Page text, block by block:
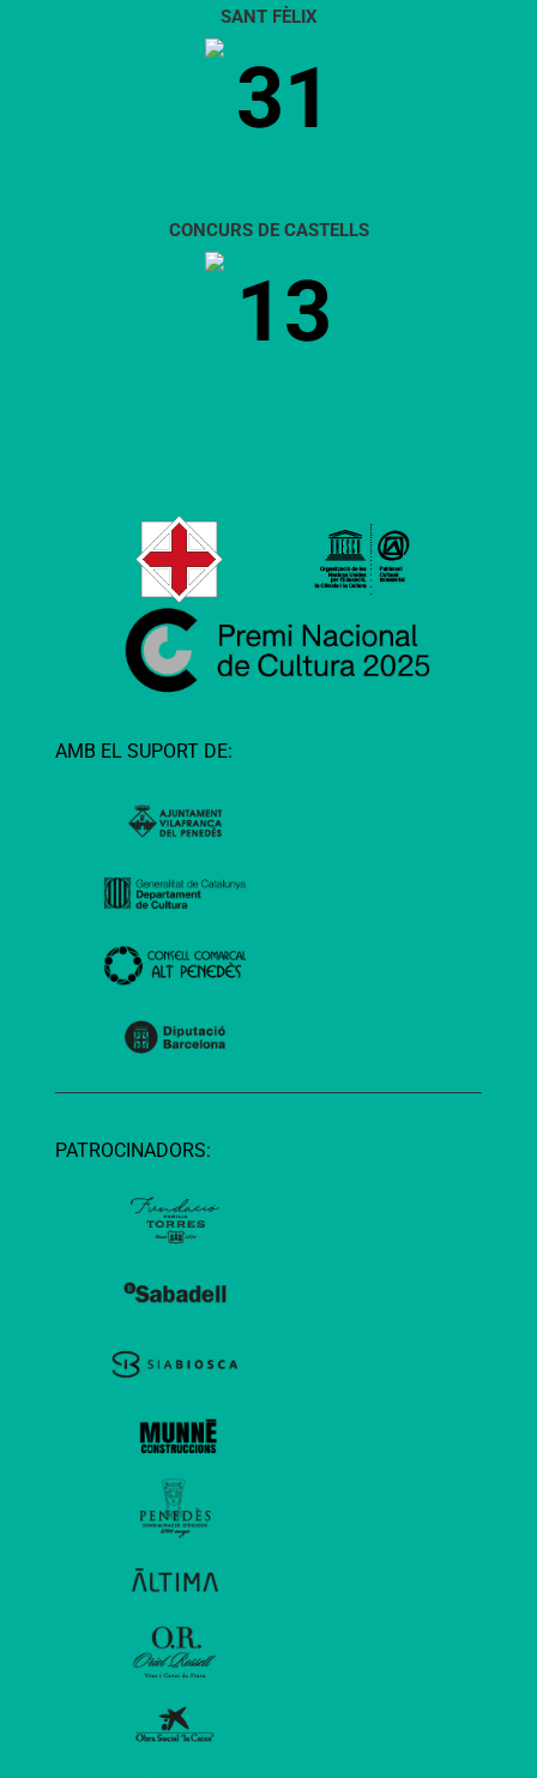
SANT FÈLIX
31
CONCURS DE CASTELLS
13
AMB EL SUPORT DE:
PATROCINADORS: